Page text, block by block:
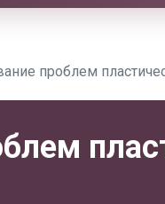
проблем